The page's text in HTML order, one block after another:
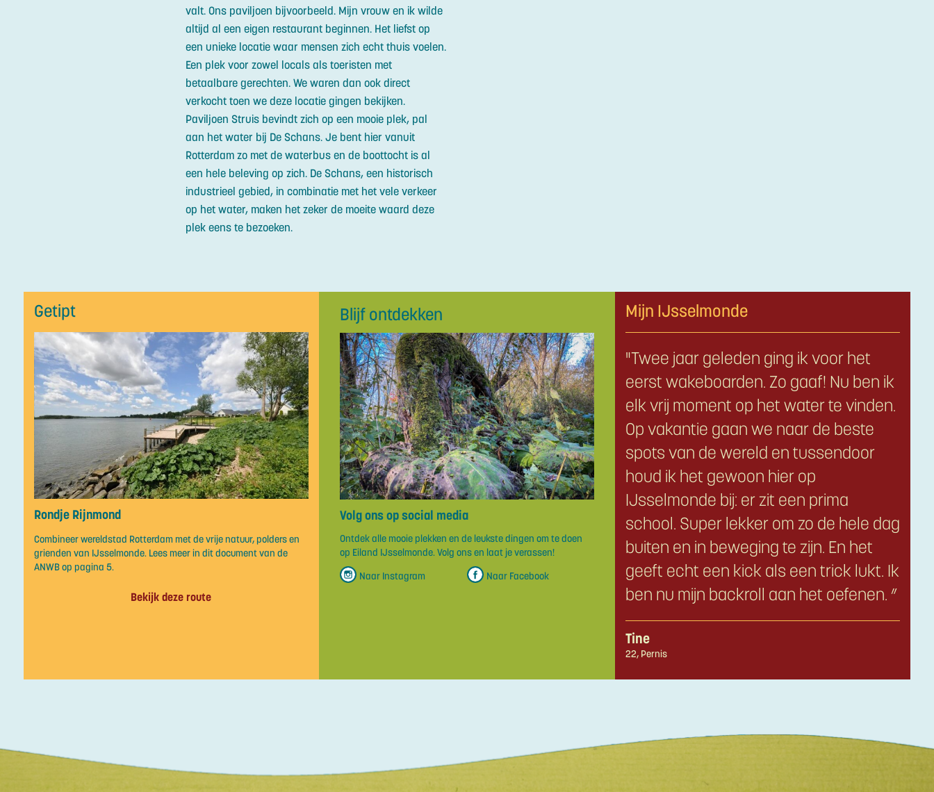
valt. Ons paviljoen bijvoorbeeld. Mijn vrouw en ik wilde
altijd al een eigen restaurant beginnen. Het liefst op
een unieke locatie waar mensen zich echt thuis voelen.
Een plek voor zowel locals als toeristen met
betaalbare gerechten. We waren dan ook direct
verkocht toen we deze locatie gingen bekijken.
Paviljoen Struis bevindt zich op een mooie plek, pal
aan het water bij De Schans. Je bent hier vanuit
Rotterdam zo met de waterbus en de boottocht is al
een hele beleving op zich. De Schans, een historisch
industrieel gebied, in combinatie met het vele verkeer
op het water, maken het zeker de moeite waard deze
plek eens te bezoeken.
Getipt
Rondje Rijnmond
Combineer wereldstad Rotterdam met de vrije natuur, polders en
grienden van IJsselmonde. Lees meer in dit document van de
ANWB op pagina 5.
Bekijk deze route
Blijf ontdekken
Volg ons op social media
Ontdek alle mooie plekken en de leukste dingen om te doen
op Eiland IJsselmonde. Volg ons en laat je verassen!
Naar Instagram Naar Facebook
Mijn IJsselmonde
"Twee jaar geleden ging ik voor het
eerst wakeboarden. Zo gaaf! Nu ben ik
elk vrij moment op het water te vinden.
Op vakantie gaan we naar de beste
spots van de wereld en tussendoor
houd ik het gewoon hier op
IJsselmonde bij: er zit een prima
school. Super lekker om zo de hele dag
buiten en in beweging te zijn. En het
geeft echt een kick als een trick lukt. Ik
ben nu mijn backroll aan het oefenen. ”
Tine
22, Pernis